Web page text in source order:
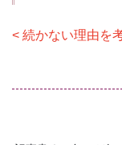
投
ナ
続かない理由を